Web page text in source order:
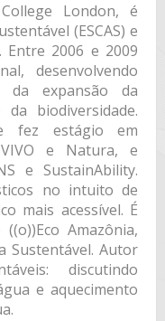
London, é
(ESCAS) e
Entre 2006 e 2009
desenvolvendo
da expansão da
biodiversidade.
fez estágio em
e Natura, e
e SustainAbility.
no intuito de
mais acessível. É
Amazônia,
Sustentável. Autor
discutindo
e aquecimento